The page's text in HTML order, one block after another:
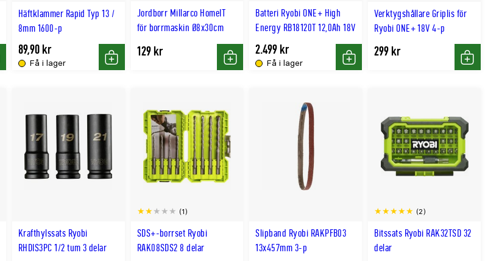
Häftklammer Rapid Typ 13 /
8mm 1600-p
Få i lager
89,90 kr
Köp
Jordborr Millarco HomeIT
för borrmaskin Ø8x30cm
129 kr
Köp
Batteri Ryobi ONE+ High
Energy RB18120T 12,0Ah 18V
Få i lager
2.499 kr
Köp
Verktygshållare Griplis för
Ryobi ONE+ 18V 4-p
299 kr
Köp
Krafthylssats Ryobi
RHDIS3PC 1/2 tum 3 delar
SDS+-borrset Ryobi
RAK08SDS2 8 delar
(1)
Slipband Ryobi RAKPFB03
13x457mm 3-p
Bitssats Ryobi RAK32TSD 32
delar
(2)